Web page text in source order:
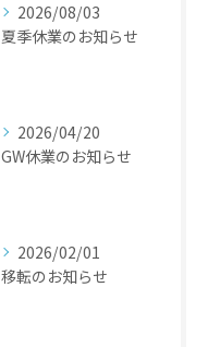
2026/08/03
夏季休業のお知らせ
2026/04/20
GW休業のお知らせ
2026/02/01
移転のお知らせ